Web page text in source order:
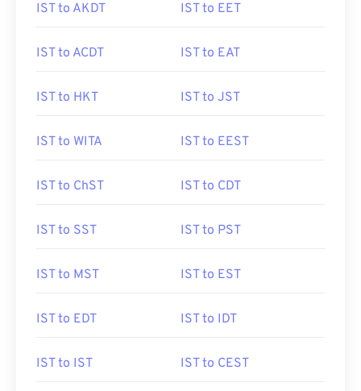
IST to AKDT IST to EET
IST to ACDT IST to EAT
IST to HKT IST to JST
IST to WITA IST to EEST
IST to ChST IST to CDT
IST to SST IST to PST
IST to MST IST to EST
IST to EDT IST to IDT
IST to IST IST to CEST